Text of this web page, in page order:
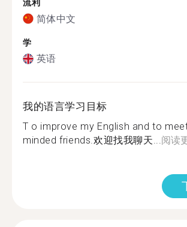
流利
简体中文
学
英语
我的语言学习目标
T o improve my English and to
minded friends.欢迎找我聊天...阅读